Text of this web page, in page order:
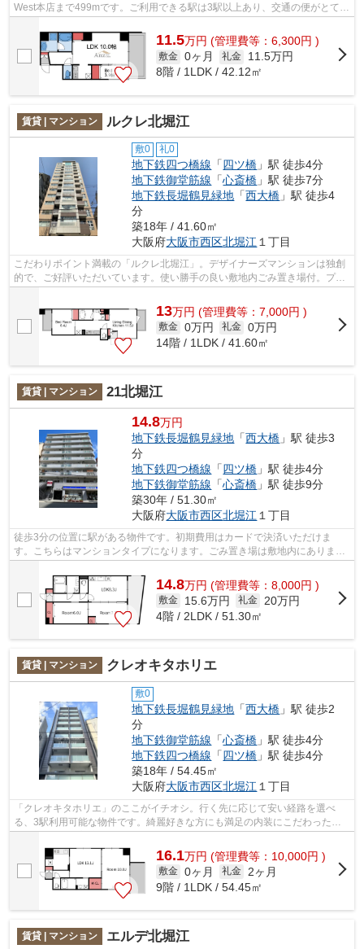
West本店まで499mです。ご利用できる駅は3駅以上あり、交通の便がとても
良い立地となっています。目立つ外観と...
11.5万円 (管理費等：6,300円 )
敷金 0ヶ月 礼金
11.5万円
8階 / 1LDK / 42.12㎡
賃貸 | マンション ルクレ北堀江
敷0 礼0
地下鉄四つ橋線 「四ツ橋 」駅 徒歩4分
地下鉄御堂筋線 「心斎橋 」駅 徒歩7分
地下鉄長堀鶴見緑地 「西大橋 」駅 徒歩4
分
築18年 / 41.60㎡
大阪府大阪市西区北堀江１丁目
こだわりポイント満載の「ルクレ北堀江」。デザイナーズマンションは独創
的で、ご好評いただいています。使い勝手の良い敷地内ごみ置き場付。プラ
13万円 (管理費等：7,000円 )
敷金 0万円 礼金 0万円
14階 / 1LDK / 41.60㎡
賃貸 | マンション 21北堀江
14.8万円
地下鉄長堀鶴見緑地 「西大橋 」駅 徒歩3
分
地下鉄四つ橋線 「四ツ橋 」駅 徒歩4分
地下鉄御堂筋線 「心斎橋 」駅 徒歩9分
築30年 / 51.30㎡
大阪府大阪市西区北堀江１丁目
徒歩3分の位置に駅がある物件です。初期費用はカードで決済いただけま
す。こちらはマンションタイプになります。ごみ置き場は敷地内にありま
14.8万円 (管理費等：8,000円 )
敷金 15.6万円 礼金
20万円
4階 / 2LDK / 51.30㎡
賃貸 | マンション クレオキタホリエ
敷0
地下鉄長堀鶴見緑地 「西大橋 」駅 徒歩2
分
地下鉄御堂筋線 「心斎橋 」駅 徒歩4分
地下鉄四つ橋線 「四ツ橋 」駅 徒歩4分
築18年 / 54.45㎡
大阪府大阪市西区北堀江 １丁目
「クレオキタホリエ」のここがイチオシ。行く先に応じて安い経路を選べ
る、3駅利用可能な物件です。綺麗好きな方にも満足の内装にこだわったマ
16.1万円 (管理費等：10,000円 )
敷金 0ヶ月 礼金
2ヶ月
9階 / 1LDK / 54.45㎡
賃貸 | マンション エルデ北堀江